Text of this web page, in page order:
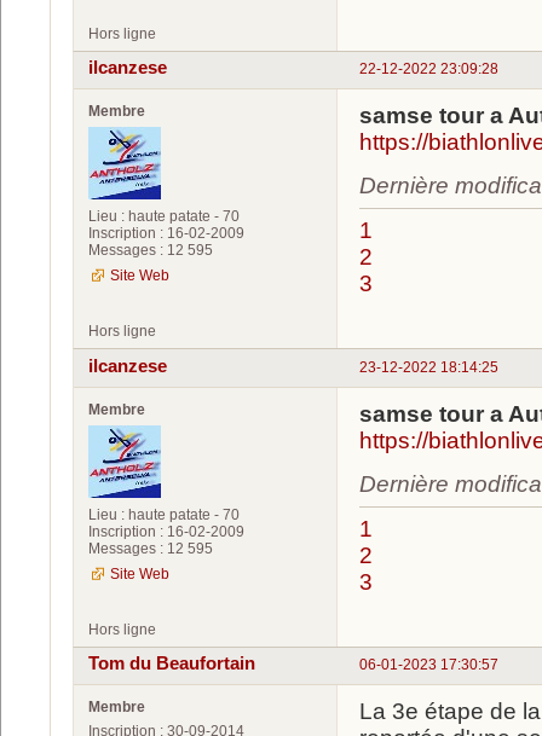
Hors ligne
22-12-2022 23:09:28
ilcanzese
Membre
Lieu : haute patate - 70
Inscription : 16-02-2009
Messages : 12 595
Site Web
samse tour a
https://
Dernière
1
2
3
Hors ligne
23-12-2022 18:14:25
ilcanzese
Membre
Lieu : haute patate - 70
Inscription : 16-02-2009
Messages : 12 595
Site Web
samse tour a
https://
Dernière
1
2
3
Hors ligne
06-01-2023 17:30:57
Tom du Beaufortain
Membre
Inscription : 30-09-2014
La 3e étape de